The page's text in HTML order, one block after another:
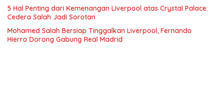
5 Hal Penting dari Kemenangan Liverpool atas Crystal Palace:
Cedera Salah Jadi Sorotan
Mohamed Salah Bersiap Tinggalkan Liverpool, Fernando
Hierro Dorong Gabung Real Madrid